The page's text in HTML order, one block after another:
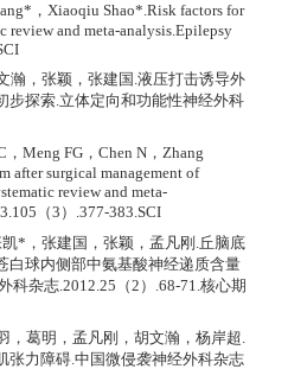
，Xiaoqiu Shao*.Risk factors for
review and meta-analysis.Epilepsy
瀚，张颖，张建国.液压打击诱导外
步探索.立体定向和功能性神经外科
Meng FG，Chen N，Zhang
after surgical management of
review and meta-
（3）.377-383.SCI
*，张建国，张颖，孟凡刚.丘脑底
白球内侧部中氨基酸神经递质含量
科杂志.2012.25（2）.68-71.核心期
，葛明，孟凡刚，胡文瀚，杨岸超.
张力障碍.中国微侵袭神经外科杂志